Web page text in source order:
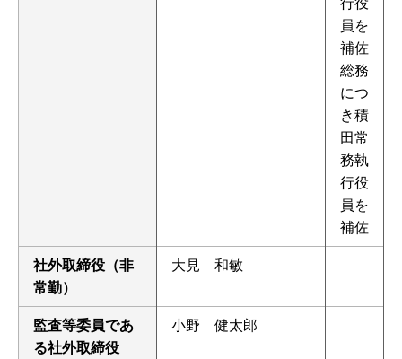
行役
員を
補佐
総務
につ
き積
田常
務執
行役
員を
補佐
社外取締役（非
常勤）
大見 和敏
監査等委員であ
る社外取締役
小野 健太郎